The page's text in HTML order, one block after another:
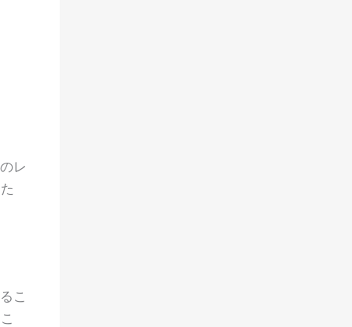
レ
こ